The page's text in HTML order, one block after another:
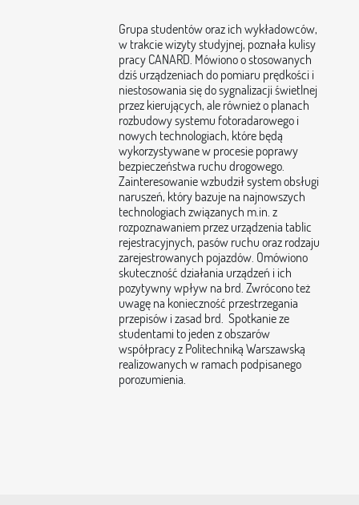
Grupa studentów oraz ich wykładowców,
w trakcie wizyty studyjnej, poznała kulisy
pracy CANARD. Mówiono o stosowanych
dziś urządzeniach do pomiaru prędkości i
niestosowania się do sygnalizacji świetlnej
przez kierujących, ale również o planach
rozbudowy systemu fotoradarowego i
nowych technologiach, które będą
wykorzystywane w procesie poprawy
bezpieczeństwa ruchu drogowego.
Zainteresowanie wzbudził system obsługi
naruszeń, który bazuje na najnowszych
technologiach związanych m.in. z
rozpoznawaniem przez urządzenia tablic
rejestracyjnych, pasów ruchu oraz rodzaju
zarejestrowanych pojazdów. Omówiono
skuteczność działania urządzeń i ich
pozytywny wpływ na brd. Zwrócono też
uwagę na konieczność przestrzegania
przepisów i zasad brd. Spotkanie ze
studentami to jeden z obszarów
współpracy z Politechniką Warszawską
realizowanych w ramach podpisanego
porozumienia.